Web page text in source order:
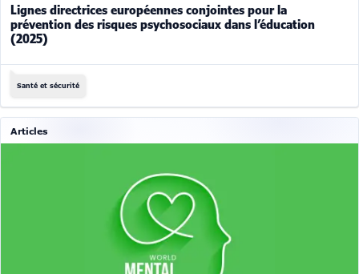
Lignes directrices européennes conjointes pour la
prévention des risques psychosociaux dans l’éducation
(2025)
Santé et sécurité
Articles